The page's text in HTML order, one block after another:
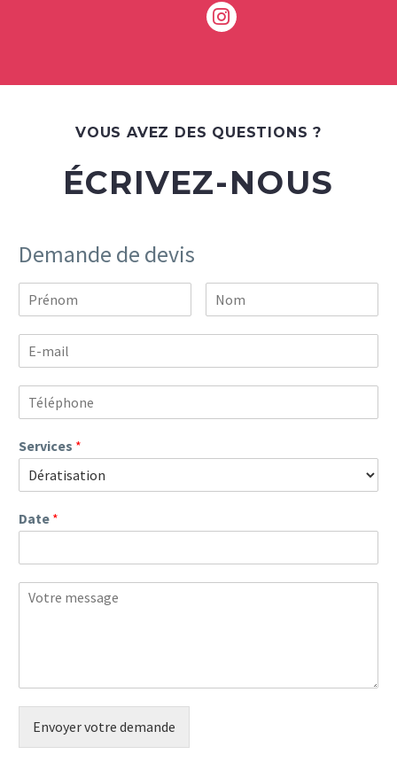
VOUS AVEZ DES QUESTIONS ?
ÉCRIVEZ-NOUS
Demande de devis
Services *
Date *
Envoyer votre demande